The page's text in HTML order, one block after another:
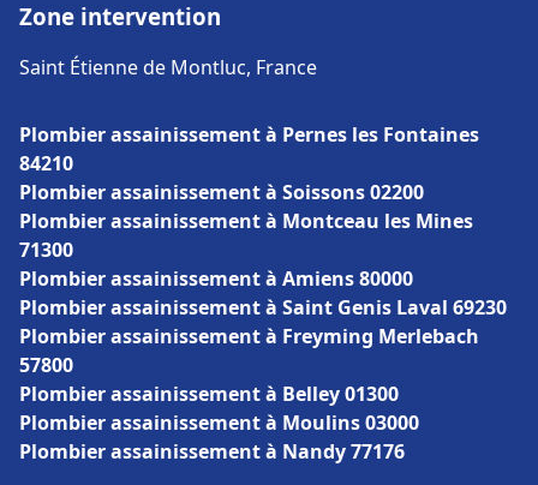
Zone intervention
Saint Étienne de Montluc, France
Plombier assainissement à Pernes les Fontaines
84210
Plombier assainissement à Soissons 02200
Plombier assainissement à Montceau les Mines
71300
Plombier assainissement à Amiens 80000
Plombier assainissement à Saint Genis Laval 69230
Plombier assainissement à Freyming Merlebach
57800
Plombier assainissement à Belley 01300
Plombier assainissement à Moulins 03000
Plombier assainissement à Nandy 77176